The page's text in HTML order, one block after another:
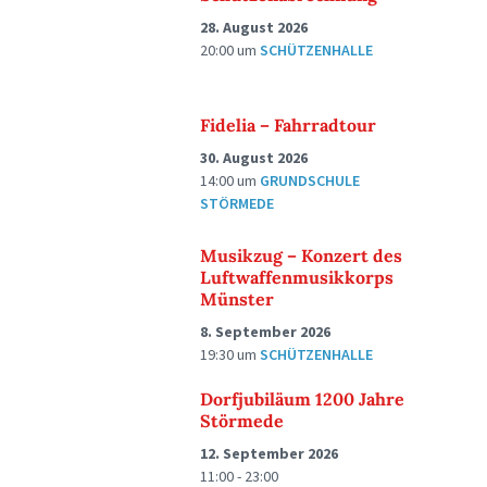
28. August 2026
20:00umSCHÜTZENHALLE
Fidelia – Fahrradtour
30. August 2026
14:00um GRUNDSCHULE
STÖRMEDE
Musikzug – Konzert des
Luftwaffenmusikkorps
Münster
8. September 2026
19:30umSCHÜTZENHALLE
Dorfjubiläum 1200 Jahre
Störmede
12. September 2026
11:00 - 23:00